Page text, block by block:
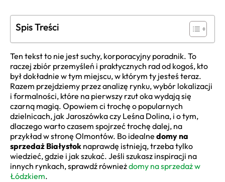
Spis Treści
Ten tekst to nie jest suchy, korporacyjny poradnik. To
raczej zbiór przemyśleń i praktycznych rad od kogoś, kto
był dokładnie w tym miejscu, w którym ty jesteś teraz.
Razem przejdziemy przez analizę rynku, wybór lokalizacji
i formalności, które na pierwszy rzut oka wydają się
czarną magią. Opowiem ci trochę o popularnych
dzielnicach, jak Jaroszówka czy Leśna Dolina, i o tym,
dlaczego warto czasem spojrzeć trochę dalej, na
przykład w stronę Olmontów. Bo idealne domy na
sprzedaż Białystok naprawdę istnieją, trzeba tylko
wiedzieć, gdzie i jak szukać. Jeśli szukasz inspiracji na
innych rynkach, sprawdź równieżdomy na sprzedaż w
Łódzkiem.